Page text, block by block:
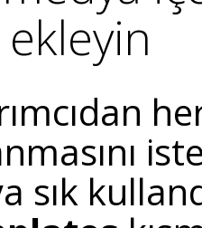
sık